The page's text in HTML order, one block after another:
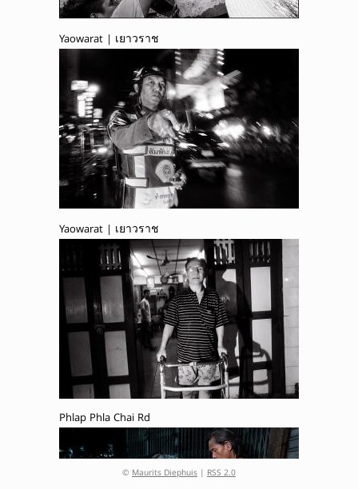
Yaowarat | เยาวราช
Yaowarat | เยาวราช
Phlap Phla Chai Rd
© Maurits Diephuis | RSS 2.0